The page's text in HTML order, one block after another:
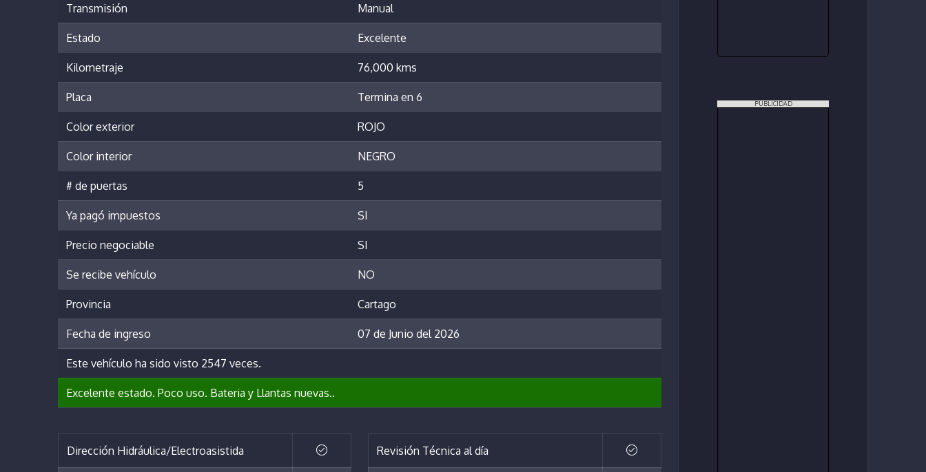
Transmisión Manual
Estado Excelente
Kilometraje 76,000 kms
Placa Termina en 6
Color exterior ROJO
Color interior NEGRO
# de puertas 5
Ya pagó impuestos SI
Precio negociable SI
Se recibe vehículo NO
Provincia Cartago
Fecha de ingreso 07 de Junio del 2026
Este vehículo ha sido visto 2547 veces.
Excelente estado. Poco uso. Bateria y Llantas nuevas..
Dirección Hidráulica/Electroasistida Revisión Técnica al día
PUBLICIDAD